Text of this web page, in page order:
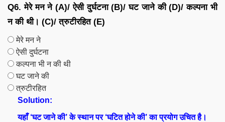
Q6. मेरे मन ने (A)/ ऐसी दुर्घटना (B)/ घट जाने की (D)/ कल्पना भी
न की थी। (C)/ त्रुटीरहित (E)
मेरे मन ने
ऐसी दुर्घटना
कल्पना भी न की थी
घट जाने की
त्रुटीरहित
Solution:
यहाँ ‘घट जाने की’ के स्थान पर ‘घटित होने की’ का प्रयोग उचित है।